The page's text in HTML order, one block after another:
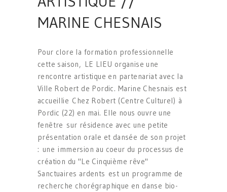
MARINE CHESNAIS
Pour clore la formation professionnelle
cette saison, LE LIEU organise une
rencontre artistique en partenariat avec la
Ville Robert de Pordic. Marine Chesnais est
accueillie Chez Robert (Centre Culturel) à
Pordic (22) en mai. Elle nous ouvre une
fenêtre sur résidence avec une petite
présentation orale et dansée de son projet
: une immersion au coeur du processus de
création du "Le Cinquième rêve"
Sanctuaires ardents est un programme de
recherche chorégraphique en danse bio-